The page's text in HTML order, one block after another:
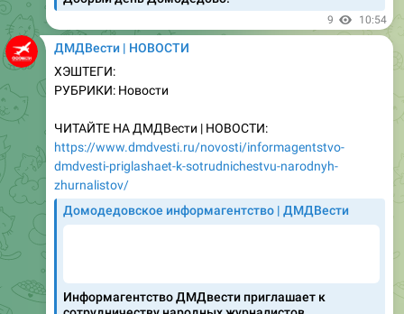
ДМДВести | НОВОСТИ
ХЭШТЕГИ:
РУБРИКИ: Новости
ЧИТАЙТЕ НА ДМДВести | НОВОСТИ:
dmdvesti-priglashaet-k-sotrudnichestvu-narodnyh-
zhurnalistov/
Домодедовское информагентство | ДМДВести